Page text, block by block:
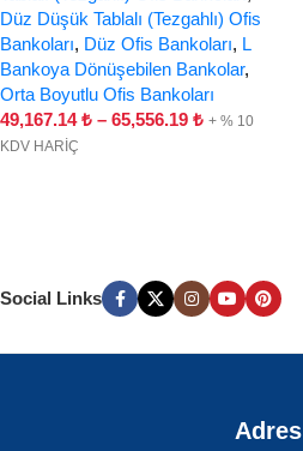
Düz Düşük Tablalı (Tezgahlı) Ofis
Bankoları, Düz Ofis Bankoları, L
Bankoya Dönüşebilen Bankolar,
Orta Boyutlu Ofis Bankoları
49,167.14₺ – 65,556.19 ₺ + % 10
KDV HARİÇ
Social Links
Adres